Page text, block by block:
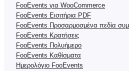
FooEvents για WooCommerce
FooEvents Εισιτήρια PDF
FooEvents Προσαρμοσμένα πεδία
FooEvents Κρατήσεις
FooEvents Πολυήμερο
FooEvents Καθίσματα
Ημερολόγιο FooEvents